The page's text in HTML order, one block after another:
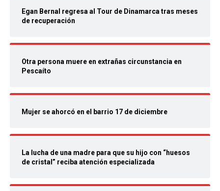
Egan Bernal regresa al Tour de Dinamarca tras meses
de recuperación
Otra persona muere en extrañas circunstancia en
Pescaíto
Mujer se ahorcó en el barrio 17 de diciembre
La lucha de una madre para que su hijo con “huesos
de cristal” reciba atención especializada